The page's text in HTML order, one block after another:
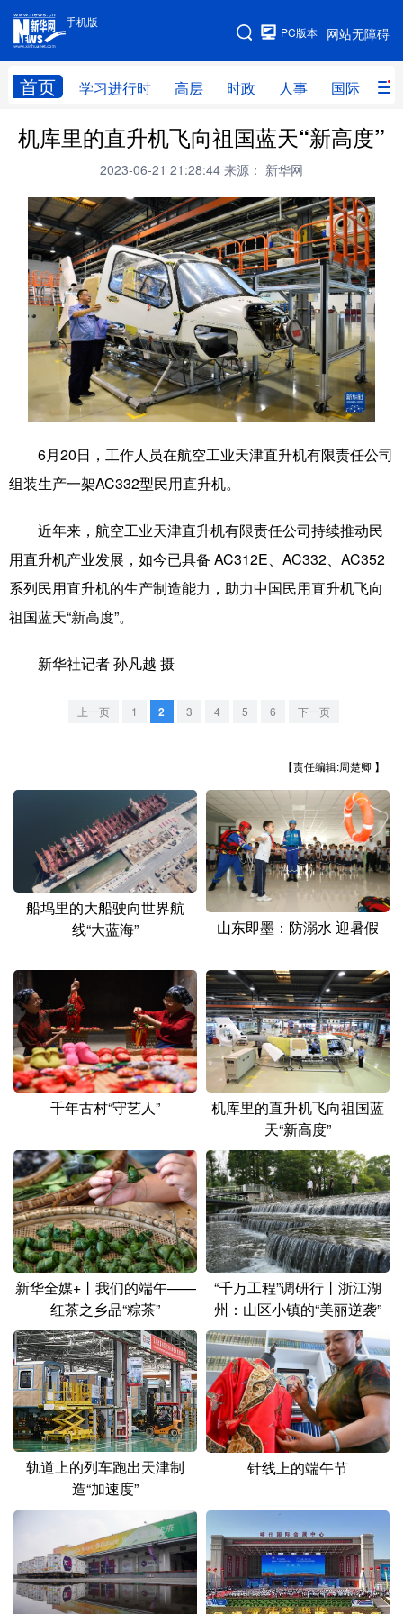
手机版
网站无障碍
PC版本
首页 学习进行时 高层 时政 人事 国际 财
手机版
网站地图
学习进行时 高层 时政 人事
财经 网评
台湾 思客智库 全球连线 教育
科技 科创 量子 体育
文化 书画 健康 军事
访谈 视频 图片 政务
法律 中央文件 金融 汽车
食品 人居 信息化 数字经济
城市 旅游
公益 一带一路 亚太网 上市公司
文化产业
地方频道
天津
江西
河南 湖北 湖南
广东 广西 海南 重庆
四川 贵州 云南 西藏
青海 宁夏
多语种频道
English Español Français عربى
Русский язык 日本語 한국어
Deutsch Português
机库里的直升机飞向祖国蓝天“新高度”
2023-06-21 21:28:44 来源： 新华网
6月20日，工作人员在航空工业天津直升机有限责任公司
组装生产一架AC332型民用直升机。
近年来，航空工业天津直升机有限责任公司持续推动民
用直升机产业发展，如今已具备 AC312E、AC332、AC352
系列民用直升机的生产制造能力，助力中国民用直升机飞向
祖国蓝天“新高度”。
新华社记者 孙凡越 摄
上一页 1 2 3 4 5 6 下一页
【责任编辑:周楚卿 】
船坞里的大船驶向世界航
线“大蓝海”
山东即墨：防溺水 迎暑假
千年古村“守艺人”
机库里的直升机飞向祖国蓝
天“新高度”
新华全媒+丨我们的端午——
红茶之乡品“粽茶”
“千万工程”调研行丨浙江湖
州：山区小镇的“美丽逆袭”
轨道上的列车跑出天津制
造“加速度”
针线上的端午节